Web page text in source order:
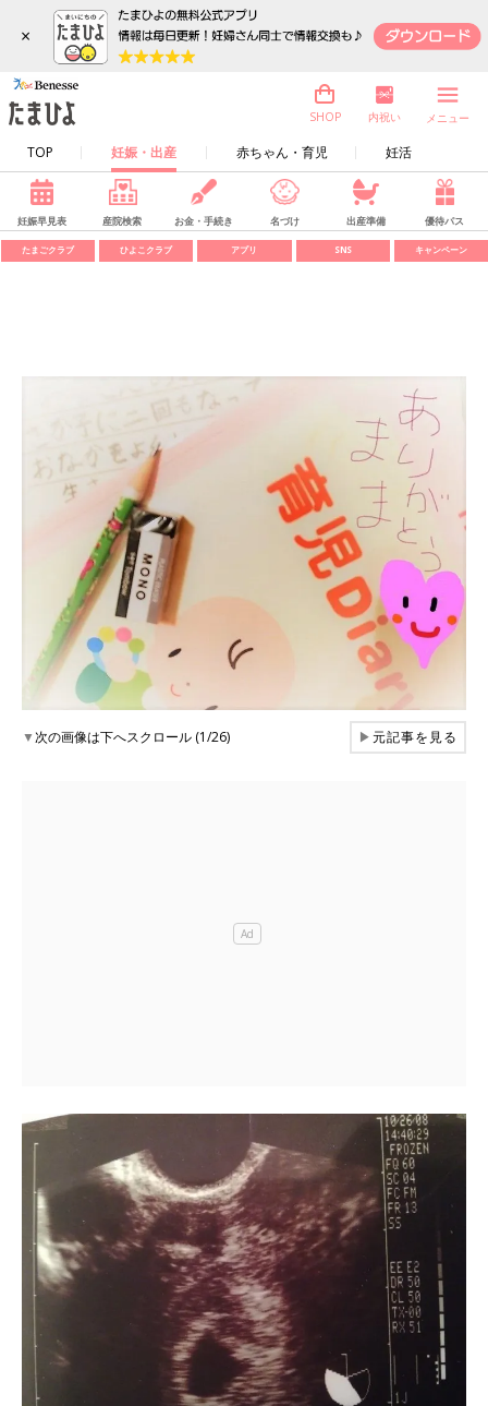
×
TOP 妊娠・出産 赤ちゃん・育児 妊活
SHOP 内祝い メニュー
妊娠早見表 産院検索 お金・手続き 名づけ 出産準備 優待パス
たまごクラブ ひよこクラブ アプリ SNS キャンペーン
▼次の画像は下へスクロール (1/26) ▶元記事を見る